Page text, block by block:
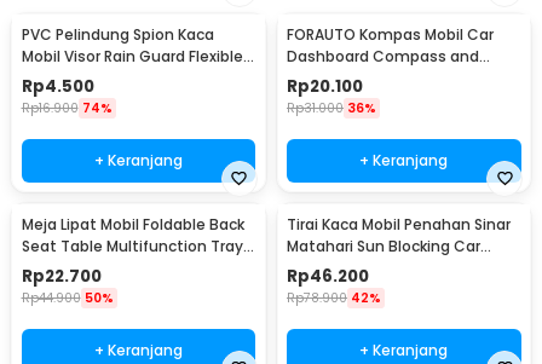
PVC Pelindung Spion Kaca
Mobil Visor Rain Guard Flexible 2
PCS - BH030
Rp4.500
Rp16.900 74%
+ Keranjang
FORAUTO Kompas Mobil Car
Dashboard Compass and
Thermometer - C288-5
Rp20.100
Rp31.000 36%
+ Keranjang
Meja Lipat Mobil Foldable Back
Seat Table Multifunction Tray -
JH-924
Rp22.700
Rp44.900 50%
+ Keranjang
Tirai Kaca Mobil Penahan Sinar
Matahari Sun Blocking Car
Curtain 2 PCS - 851
Rp46.200
Rp78.900 42%
+ Keranjang